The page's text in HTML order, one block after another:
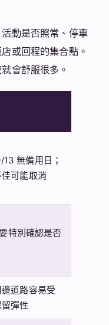
動是否照常、停車
或回程的集合點。
會舒服很多。
無備用日；
可能取消
特別確認是否
道路容易受
彈性